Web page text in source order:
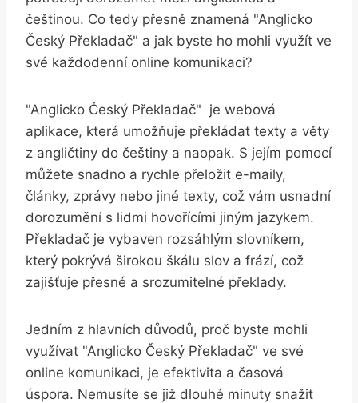
češtinou. Co tedy⁣ přesně znamená "Anglicko⁤
Český Překladač" a jak byste ‍ho ⁢mohli využít ve
své každodenní online komunikaci?
"Anglicko Český Překladač" ​ je webová
aplikace, která umožňuje překládat texty a věty
z angličtiny do ⁢češtiny a naopak. S jejím pomocí
‍můžete snadno a rychle přeložit​ e-maily,
články, zprávy⁤ nebo jiné​ texty, což vám usnadní
dorozumění s lidmi hovořícími jiným⁣ jazykem.⁤
Překladač je vybaven⁤ rozsáhlým ‌slovníkem,
který pokrývá širokou škálu⁢ slov a‍ frází, což
zajišťuje ‍přesné a srozumitelné překlady.
Jedním z hlavních důvodů, proč byste mohli
využívat "Anglicko Český Překladač" ve své
online komunikaci, je efektivita a časová
úspora. Nemusíte se již ⁤dlouhé‌ minuty snažit